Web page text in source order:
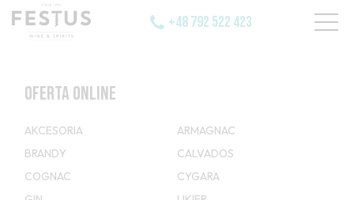
+48 792 522 423
OFERTA ONLINE
AKCESORIA
ARMAGNAC
BRANDY
CALVADOS
COGNAC
CYGARA